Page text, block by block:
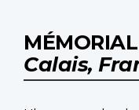
Calais,